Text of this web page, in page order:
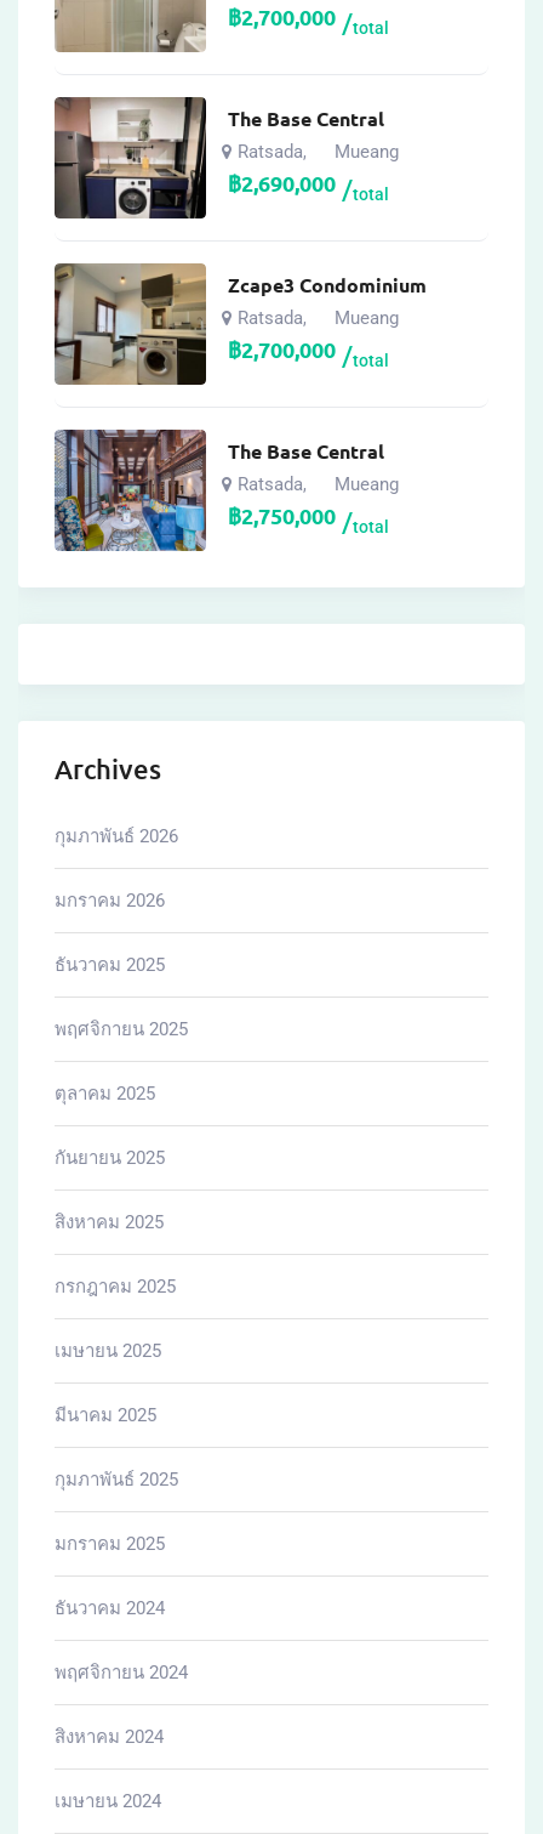
฿2,700,000 total
The Base Central
Ratsada, Mueang
฿2,690,000 total
Zcape3 Condominium
Ratsada, Mueang
฿2,700,000 total
The Base Central
Ratsada, Mueang
฿2,750,000 total
Archives
กุมภาพันธ์ 2026
มกราคม 2026
ธันวาคม 2025
พฤศจิกายน 2025
ตุลาคม 2025
กันยายน 2025
สิงหาคม 2025
กรกฎาคม 2025
เมษายน 2025
มีนาคม 2025
กุมภาพันธ์ 2025
มกราคม 2025
ธันวาคม 2024
พฤศจิกายน 2024
สิงหาคม 2024
เมษายน 2024